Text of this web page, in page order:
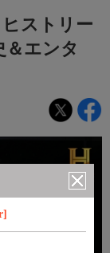
ストリー
エンタ